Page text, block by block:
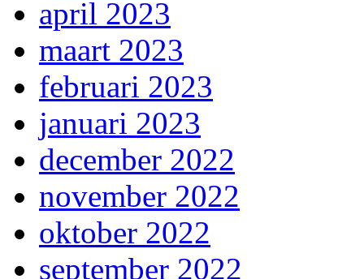
april 2023
maart 2023
februari 2023
januari 2023
december 2022
november 2022
oktober 2022
september 2022